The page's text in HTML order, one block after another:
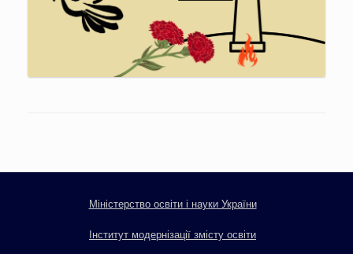
Міністерство освіти і науки України
Інститут модернізації змісту освіти